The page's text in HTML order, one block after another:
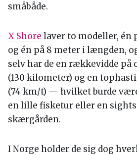
småbåde.
X Shore laver to modeller, én
og én på 8 meter i længden,
selv har de en rækkevidde
(130 kilometer) og en
(74 km/t) — hvilket burde
en lille fisketur eller en
skærgården.
I Norge holder de sig dog